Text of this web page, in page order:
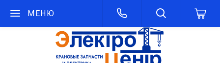
МЕНЮ